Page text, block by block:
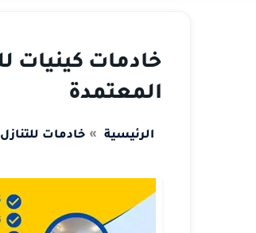
المعتمدة
الرئيسية خادمات للتنازل